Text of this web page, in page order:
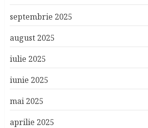
septembrie 2025
august 2025
iulie 2025
iunie 2025
mai 2025
aprilie 2025